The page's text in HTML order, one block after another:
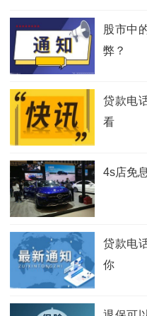
股市中
弊？
贷款电
看
4s店免
贷款电
你